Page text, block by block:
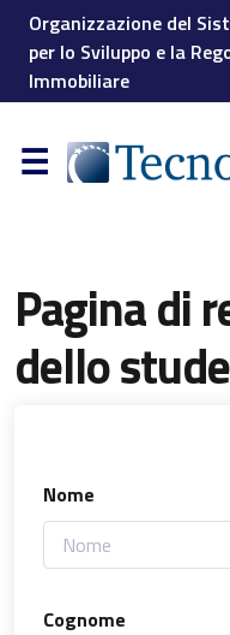
Organizzazione del
per lo Sviluppo e la
Immobiliare
Pagina di
dello
Nome
Cognome